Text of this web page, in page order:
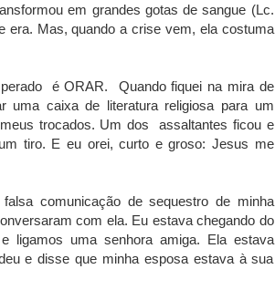
em grandes gotas de sangue (Lc.
era. Mas, quando a crise vem, ela costuma
é ORAR. Quando fiquei na mira de
uma caixa de literatura religiosa para um
trocados. Um dos assaltantes ficou e
tiro. E eu orei, curto e groso: Jesus me
comunicação de sequestro de minha
com ela. Eu estava chegando do
ligamos uma senhora amiga. Ela estava
e disse que minha esposa estava à sua